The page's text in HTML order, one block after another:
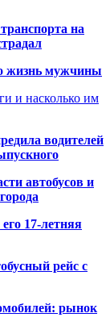
на
жизнь мужчины
и насколько им
водителей
автобусов и
17-летняя
рейс с
рынок